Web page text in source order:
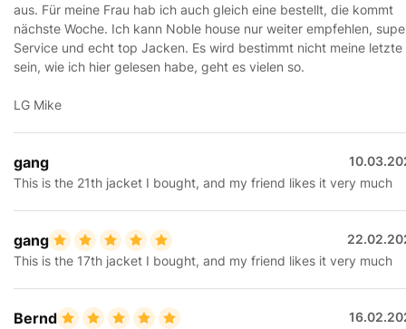
aus. Für meine Frau hab ich auch gleich eine bestellt, die kommt
nächste Woche. Ich kann Noble house nur weiter empfehlen,
Service und echt top Jacken. Es wird bestimmt nicht meine letzte
sein, wie ich hier gelesen habe, geht es vielen so.
LG Mike
gang
This is the 21th jacket I bought, and my friend likes it very much
gang
This is the 17th jacket I bought, and my friend likes it very much
Bernd